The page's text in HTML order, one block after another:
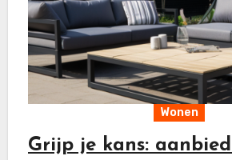
Wonen
Grijp je kans: